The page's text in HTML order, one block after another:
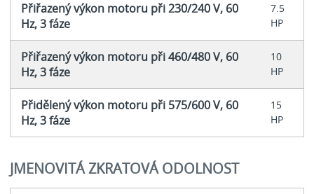
Přiřazený výkon motoru při 230/240 V, 60
Hz, 3 fáze
7.5
HP
Přiřazený výkon motoru při 460/480 V, 60
Hz, 3 fáze
10
HP
Přidělený výkon motoru při 575/600 V, 60
Hz, 3 fáze
15
HP
JMENOVITÁ ZKRATOVÁ ODOLNOST